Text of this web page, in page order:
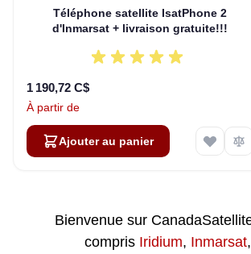
Téléphone satellite IsatPhone 2
d'Inmarsat + livraison gratuite!!!
1 190,72 C$
À partir de
Ajouter au panier
Bienvenue sur
compris Iridium, Inmarsat